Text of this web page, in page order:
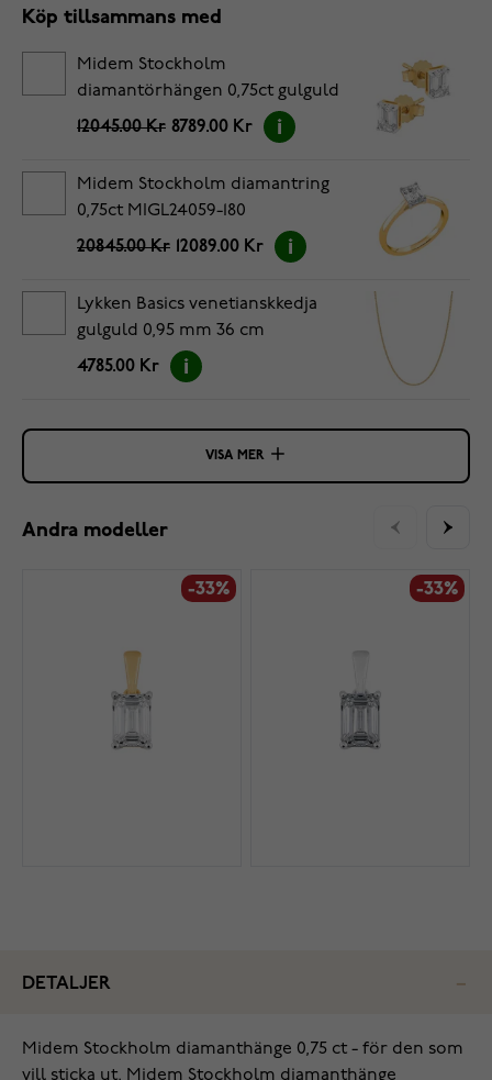
Köp tillsammans med
Midem Stockholm
diamantörhängen 0,75ct gulguld
12045.00 Kr 8789.00 Kr
Midem Stockholm diamantring
0,75ct MIGL24059-180
20845.00 Kr 12089.00 Kr
Lykken Basics venetianskkedja
gulguld 0,95 mm 36 cm
4785.00 Kr
VISA MER
Andra modeller
-33% -33%
DETALJER
Midem Stockholm diamanthänge 0,75 ct - för den som
vill sticka ut. Midem Stockholm diamanthänge